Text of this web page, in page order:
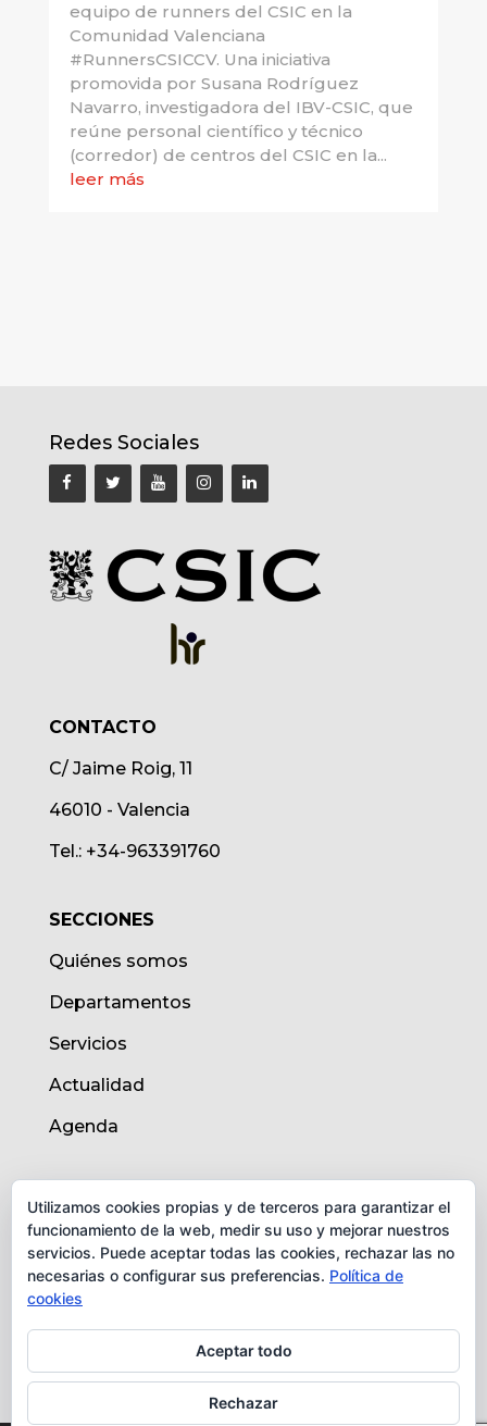
equipo de runners del CSIC en la
Comunidad Valenciana
#RunnersCSICCV. Una iniciativa
promovida por Susana Rodríguez
Navarro, investigadora del IBV-CSIC, que
reúne personal científico y técnico
(corredor) de centros del CSIC en la...
leer más
Redes Sociales
CONTACTO
C/ Jaime Roig, 11
46010 - Valencia
Tel.: +34-963391760
SECCIONES
Quiénes somos
Departamentos
Servicios
Actualidad
Agenda
Aviso legal
Política de cookies
Utilizamos cookies propias y de terceros para garantizar el
funcionamiento de la web, medir su uso y mejorar nuestros
servicios. Puede aceptar todas las cookies, rechazar las no
necesarias o configurar sus preferencias. Política de
cookies
Aceptar todo
Rechazar